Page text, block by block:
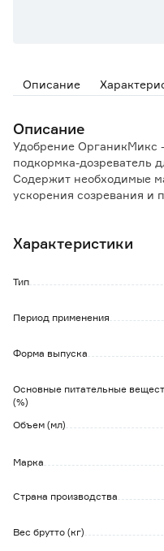
Описание
Описание
Удобрение ОрганикМикс
подкормка-дозреватель
Содержит необходимые
ускорения созревания и
- ускоряет созревание
год;
- подготавливает
Способ применения:
Перед использованием
естественный осадок.
Более подробную
Характеристики
Тип
Период применения
Форма выпуска
Основные питательные
(%)
Объем (мл)
Марка
Страна производства
Вес брутто (кг)